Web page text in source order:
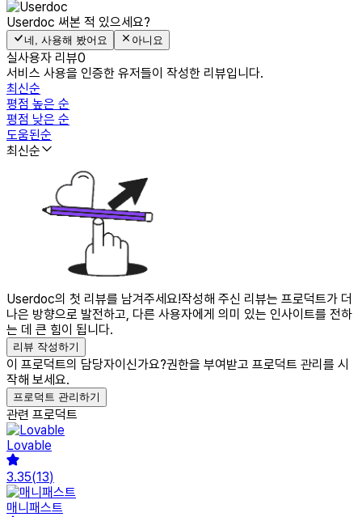
Userdoc 써본 적 있으세요?
네, 사용해 봤어요 아니요
실사용자 리뷰0
서비스 사용을 인증한 유저들이 작성한 리뷰입니다.
최신순
평점 높은 순
평점 낮은 순
도움된순
최신순
Userdoc의 첫 리뷰를 남겨주세요!작성해 주신 리뷰는 프로덕트가 더
나은 방향으로 발전하고, 다른 사용자에게 의미 있는 인사이트를 전하
는 데 큰 힘이 됩니다.
리뷰 작성하기
이 프로덕트의 담당자이신가요?권한을 부여받고 프로덕트 관리를 시
작해 보세요.
프로덕트 관리하기
관련 프로덕트
Lovable
3.35(13)
매니패스트